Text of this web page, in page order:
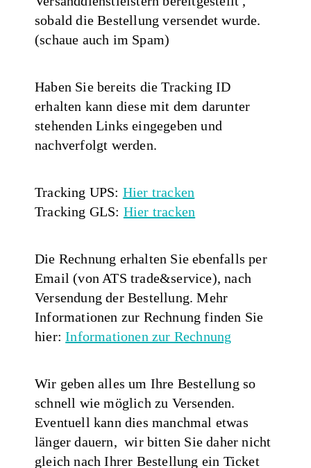
sobald die Bestellung versendet wurde.
(schaue auch im Spam)
Haben Sie bereits die Tracking ID
erhalten kann diese mit dem darunter
stehenden Links eingegeben und
nachverfolgt werden.
Tracking UPS: Hier tracken
Tracking GLS: Hier tracken
Die Rechnung erhalten Sie ebenfalls per
Email (von ATS trade&service), nach
Versendung der Bestellung. Mehr
Informationen zur Rechnung finden Sie
hier:Informationen zur Rechnung
Wir geben alles um Ihre Bestellung so
schnell wie möglich zu Versenden.
Eventuell kann dies manchmal etwas
länger dauern, wir bitten Sie daher nicht
gleich nach Ihrer Bestellung ein Ticket